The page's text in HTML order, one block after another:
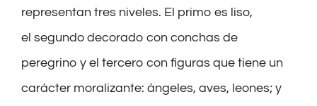
representan tres niveles. El primo es liso,
el segundo decorado con conchas de
peregrino y el tercero con figuras que tiene un
carácter moralizante: ángeles, aves, leones; y